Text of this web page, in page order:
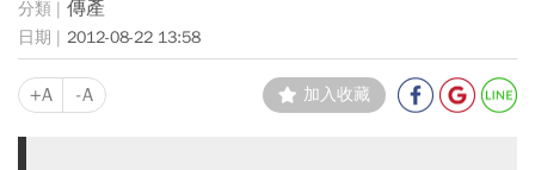
傳產
2012-08-22 13:58
+A -A 加入收藏